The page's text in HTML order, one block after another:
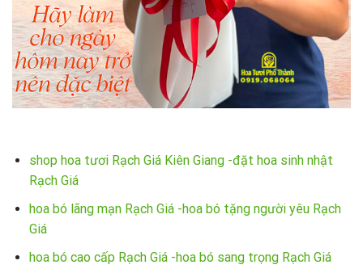
shop hoa tươi Rạch Giá Kiên Giang -đặt hoa sinh nhật
Rạch Giá
hoa bó lãng mạn Rạch Giá -hoa bó tặng người yêu Rạch
Giá
hoa bó cao cấp Rạch Giá -hoa bó sang trọng Rạch Giá